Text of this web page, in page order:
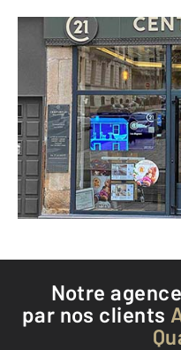
CENTURY
37
ST
Notre
par nos clients